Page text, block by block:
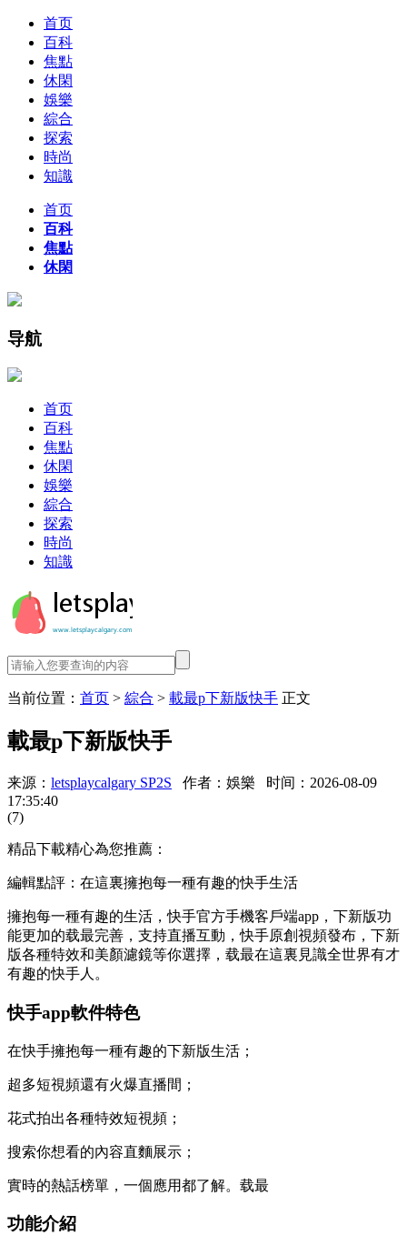
首页
百科
焦點
休閑
娛樂
綜合
探索
時尚
知識
首页
百科
焦點
休閑
导航
首页
百科
焦點
休閑
娛樂
綜合
探索
時尚
知識
当前位置： 首页 > 綜合 > 載最p下新版快手 正文
載最p下新版快手
来源： letsplaycalgary SP2S 作者：娛樂
时间：2026-08-09
17:35:40
(7)
精品下載精心為您推薦：
編輯點評：在這裏擁抱每一種有趣的快手生活
擁抱每一種有趣的生活，快手官方手機客戶端app，下新版功
能更加的载最完善，支持直播互動，快手原創視頻發布，下新
版各種特效和美顏濾鏡等你選擇，载最在這裏見識全世界有才
有趣的快手人。
快手app軟件特色
在快手擁抱每一種有趣的下新版生活；
超多短視頻還有火爆直播間；
花式拍出各種特效短視頻；
搜索你想看的內容直麵展示；
實時的熱話榜單，一個應用都了解。载最
功能介紹